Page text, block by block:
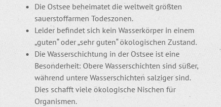
Die Ostsee beheimatet die weltweit größten
sauerstoffarmen Todeszonen.
Leider befindet sich kein Wasserkörper in einem
„guten“ oder „sehr guten“ ökologischen Zustand.
Die Wasserschichtung in der Ostsee ist eine
Besonderheit: Obere Wasserschichten sind süßer,
während untere Wasserschichten salziger sind.
Dies schafft viele ökologische Nischen für
Organismen.